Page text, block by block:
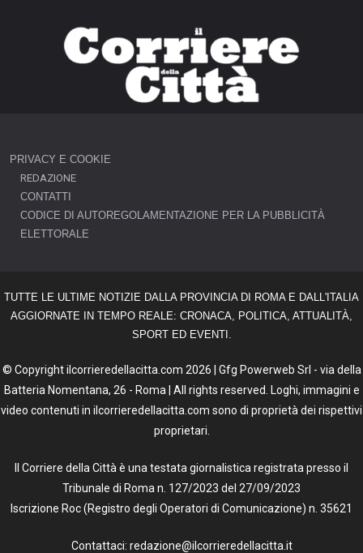
PRIVACY E COOKIE
REDAZIONE
CONTATTI
CODICE DI AUTOREGOLAMENTAZIONE PER LA PUBBLICITÀ
ELETTORALE
TUTTE LE ULTIME NOTIZIE DALLA PROVINCIA DI ROMA E DALL'ITALIA
AGGIORNATE IN TEMPO REALE: CRONACA, POLITICA, ATTUALITÀ,
SPORT ED EVENTI.
© Copyright ilcorrieredellacitta.com 2026 | Gfg Powerweb Srl - via della
Batteria Nomentana, 26 - Roma | All rights reserved. Loghi, immagini e
video contenuti in ilcorrieredellacitta.com sono di proprietà dei rispettivi
proprietari.
Il Corriere della Città è una testata giornalistica registrata presso il
Tribunale di Roma n. 127/2023 del 27/09/2023
Iscrizione Roc (Registro degli Operatori di Comunicazione) n. 35621
Contattaci: redazione@ilcorrieredellacitta.it